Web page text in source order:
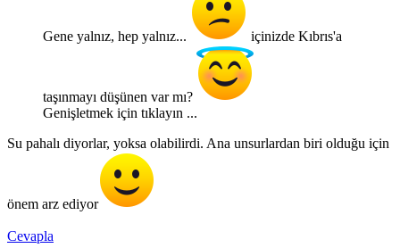
Gene yalnız, hep yalnız... içinizde Kıbrıs'a
taşınmayı düşünen var mı?
Genişletmek için tıklayın ...
Su pahalı diyorlar, yoksa olabilirdi. Ana unsurlardan biri olduğu için
önem arz ediyor
Cevapla